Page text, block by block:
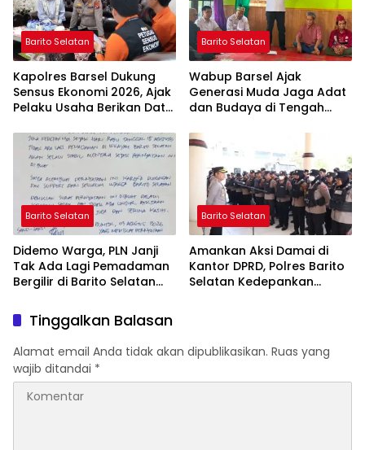
Barito Selatan
Kapolres Barsel Dukung
Sensus Ekonomi 2026, Ajak
Pelaku Usaha Berikan Data
Barito Selatan
Wabup Barsel Ajak
Generasi Muda Jaga Adat
dan Budaya di Tengah
Barito Selatan
Didemo Warga, PLN Janji
Tak Ada Lagi Pemadaman
Bergilir di Barito Selatan
Barito Selatan
Amankan Aksi Damai di
Kantor DPRD, Polres Barito
Selatan Kedepankan
Tinggalkan Balasan
Alamat email Anda tidak akan dipublikasikan. Ruas yang
wajib ditandai *